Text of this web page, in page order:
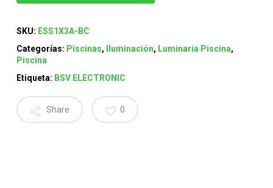
SKU: ESS1X3A-BC
Categorías: Piscinas, Iluminación, Luminaria Piscina,
Piscina
Etiqueta: BSV ELECTRONIC
Share 0